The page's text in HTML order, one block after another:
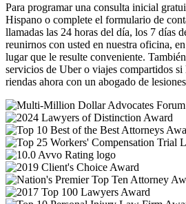
Para programar una consulta inicial
Hispano o complete el formulario de
llamadas las 24 horas del día, los 7 días
reunirnos con usted en nuestra oficina,
lugar que le resulte conveniente.
servicios de Uber o viajes compartidos si
riendas ahora con un abogado de